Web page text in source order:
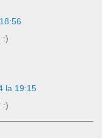
:)
la 19:15
:)